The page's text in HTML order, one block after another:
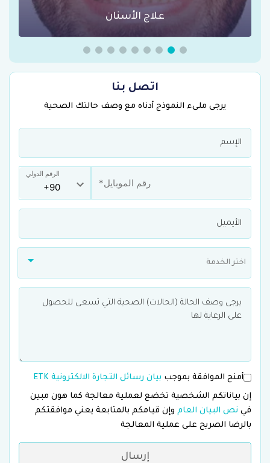
علاج الأسنان
اتصل بنا
يرجى ملىء النموذج أدناه مع وصف حالتك الصحية
الرقم الدولي
اختر الخدمة
أمنح الموافقة بموجب بيان رسائل التجارة الالكترونية ETK
إن بياناتكم الشخصية تخضع لعملية معالجة كما هون مبين
في نص البيان العام وإن قيامكم بالمتابعة يعني موافقتكم
بالرضا الصريح على عملية المعالجة
إرسال